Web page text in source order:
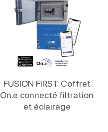
FUSION FIRST Coffret
On.e connecté filtration
et éclairage